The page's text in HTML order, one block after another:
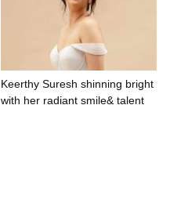
Keerthy Suresh shinning bright
with her radiant smile& talent